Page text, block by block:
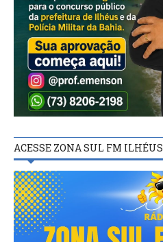
ACESSE ZONA SUL FM ILHÉUS